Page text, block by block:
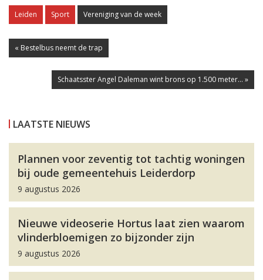
Leiden Sport Vereniging van de week
« Bestelbus neemt de trap
Schaatsster Angel Daleman wint brons op 1.500 meter... »
LAATSTE NIEUWS
Plannen voor zeventig tot tachtig woningen
bij oude gemeentehuis Leiderdorp
9 augustus 2026
Nieuwe videoserie Hortus laat zien waarom
vlinderbloemigen zo bijzonder zijn
9 augustus 2026